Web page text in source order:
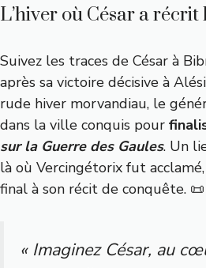
L’hiver où César a récrit
Suivez les traces de César à
après sa victoire décisive à
rude hiver morvandiau, le
dans la ville conquis pour
sur la Guerre des Gaules. Un
là où Vercingétorix fut
final à son récit de conquête. 📜
« Imaginez César, au